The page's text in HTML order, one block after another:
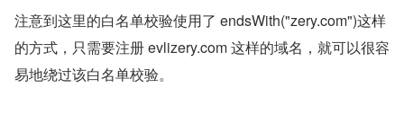
注意到这里的白名单校验使用了 endsWith("zery.com")这样
的方式，只需要注册 evlizery.com 这样的域名，就可以很容
易地绕过该白名单校验。